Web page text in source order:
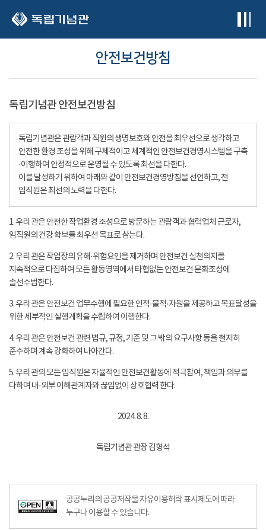
안전보건방침
독립기념관 안전보건방침
독립기념관은 관람객과 직원의 생명보호와 안전을 최우선으로 생각하고
안전한 환경 조성을 위해 구체적이고 체계적인 안전보건경영시스템을 구축
·이행하여 안정적으로 운영될 수 있도록 최선을 다한다.
이를 달성하기 위하여 아래와 같이 안전보건경영방침을 선언하고, 전
임직원은 최선의 노력을 다한다.
1. 우리 관은 안전한 작업환경 조성으로 방문하는 관람객과 협력업체 근로자,
임직원의 건강 확보를 최우선 목표로 삼는다.
2. 우리 관은 작업장의 유해·위험요인을 제거하며 안전보건 실천의지를
지속적으로 다짐하여 모든 활동영역에서 타협없는 안전보건 문화조성에
솔선수범한다.
3. 우리 관은 안전보건 업무수행에 필요한 인적·물적·자원을 제공하고 목표달성을
위한 세부적인 실행계획을 수립하여 이행한다.
4. 우리 관은 안전보건 관련 법규, 규정, 기준 및 그 밖의 요구사항 등을 철저히
준수하며 계속 강화하여 나아간다.
5. 우리 관의 모든 임직원은 자율적인 안전보건활동에 적극참여, 책임과 의무를
다하며 내·외부 이해관계자와 끊임없이 상호협력 한다.
2024. 8. 8.
독립기념관 관장 김형석
공공누리의 공공저작물 자유이용허락 표시제도에 따라
누구나 이용할 수 있습니다.